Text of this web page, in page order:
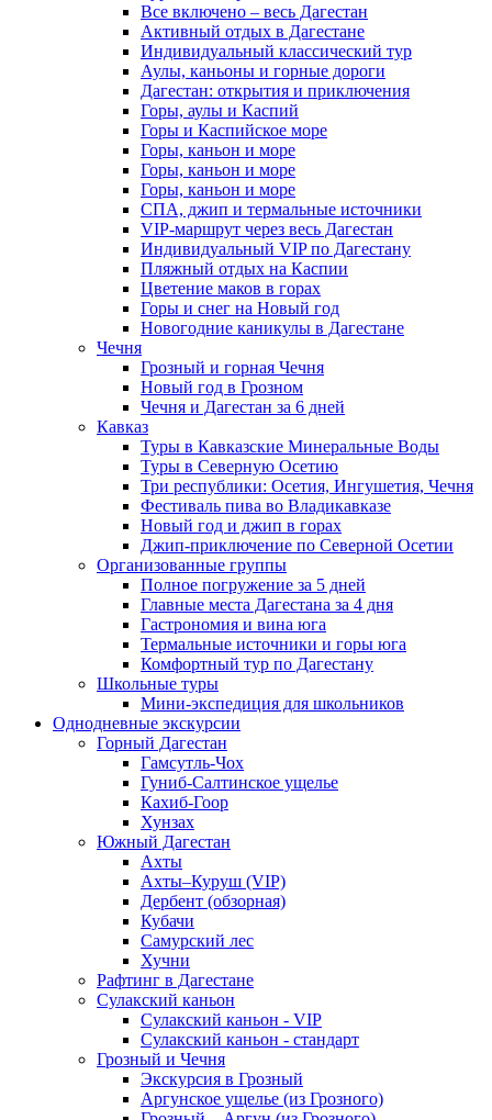
Все включено – весь Дагестан
Активный отдых в Дагестане
Индивидуальный классический тур
Аулы, каньоны и горные дороги
Дагестан: открытия и приключения
Горы, аулы и Каспий
Горы и Каспийское море
Горы, каньон и море
Горы, каньон и море
Горы, каньон и море
СПА, джип и термальные источники
VIP-маршрут через весь Дагестан
Индивидуальный VIP по Дагестану
Пляжный отдых на Каспии
Цветение маков в горах
Горы и снег на Новый год
Новогодние каникулы в Дагестане
Чечня
Грозный и горная Чечня
Новый год в Грозном
Чечня и Дагестан за 6 дней
Кавказ
Туры в Кавказские Минеральные Воды
Туры в Северную Осетию
Три республики: Осетия, Ингушетия, Чечня
Фестиваль пива во Владикавказе
Новый год и джип в горах
Джип-приключение по Северной Осетии
Организованные группы
Полное погружение за 5 дней
Главные места Дагестана за 4 дня
Гастрономия и вина юга
Термальные источники и горы юга
Комфортный тур по Дагестану
Школьные туры
Мини-экспедиция для школьников
Однодневные экскурсии
Горный Дагестан
Гамсутль-Чох
Гуниб-Салтинское ущелье
Кахиб-Гоор
Хунзах
Южный Дагестан
Ахты
Ахты–Куруш (VIP)
Дербент (обзорная)
Кубачи
Самурский лес
Хучни
Рафтинг в Дагестане
Сулакский каньон
Сулакский каньон - VIP
Сулакский каньон - стандарт
Грозный и Чечня
Экскурсия в Грозный
Аргунское ущелье (из Грозного)